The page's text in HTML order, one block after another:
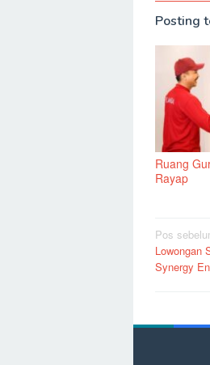
Posting
Ruang
Rayap
pos
Pos
Lowongan
Synergy